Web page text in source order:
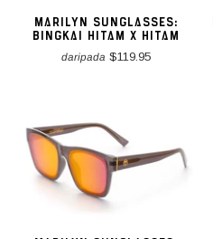
MARILYN SUNGLASSES:
BINGKAI HITAM X HITAM
daripada $119.95